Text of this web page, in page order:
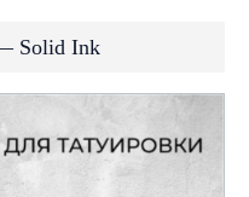
Solid Ink